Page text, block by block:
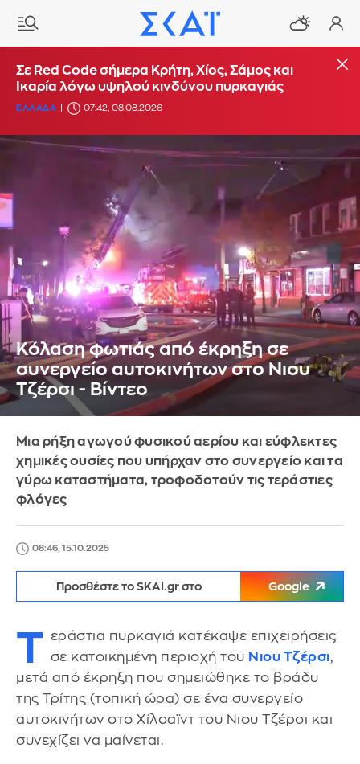
Σε Red Code σήμερα Κρήτη, Χίος, Σάμος και
Ικαρία λόγω υψηλού κινδύνου πυρκαγιάς
ΕΛΛΑΔΑ 07:42, 08.08.2026
Κόλαση φωτιάς από έκρηξη σε
συνεργείο αυτοκινήτων στο Νιου
Τζέρσι - Βίντεο
Μια ρήξη αγωγού φυσικού αερίου και εύφλεκτες
χημικές ουσίες που υπήρχαν στο συνεργείο και τα
γύρω καταστήματα, τροφοδοτούν τις τεράστιες
φλόγες
08:46, 15.10.2025
Προσθέστε το SKAI.gr στο Google
Τ εράστια πυρκαγιά κατέκαψε επιχειρήσεις
σε κατοικημένη περιοχή του Νιου Τζέρσι,
μετά από έκρηξη που σημειώθηκε το βράδυ
της Τρίτης (τοπική ώρα) σε ένα συνεργείο
αυτοκινήτων στο Χίλσαϊντ του Νιου Τζέρσι και
συνεχίζει να μαίνεται.